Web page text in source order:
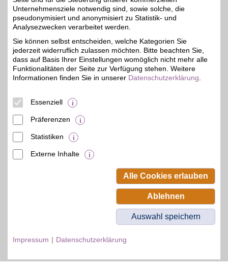
© BSW Verbraucher-Service
Unternehmensziele notwendig sind, sowie solche, die
pseudonymisiert und anonymisiert zu Statistik- und
Analysezwecken verarbeitet werden.
Sie können selbst entscheiden, welche Kategorien Sie
jederzeit widerruflich zulassen möchten. Bitte beachten Sie,
dass auf Basis Ihrer Einstellungen womöglich nicht mehr alle
Funktionalitäten der Seite zur Verfügung stehen. Weitere
Informationen finden Sie in unserer Datenschutzerklärung
Essenziell
Präferenzen
Statistiken
Externe Inhalte
Alle Cookies erlauben
Ablehnen
Auswahl speichern
Impressum Datenschutzerklärung